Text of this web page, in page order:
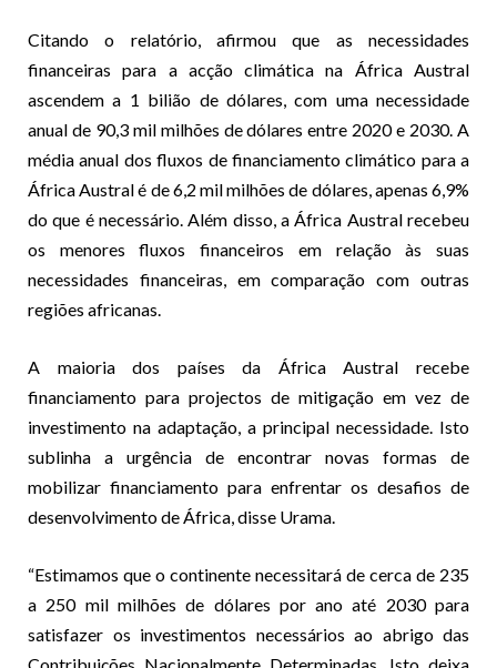
Citando o relatório, afirmou que as necessidades
financeiras para a acção climática na África Austral
ascendem a 1 bilião de dólares, com uma necessidade
anual de 90,3 mil milhões de dólares entre 2020 e 2030. A
média anual dos fluxos de financiamento climático para a
África Austral é de 6,2 mil milhões de dólares, apenas 6,9%
do que é necessário. Além disso, a África Austral recebeu
os menores fluxos financeiros em relação às suas
necessidades financeiras, em comparação com outras
regiões africanas.
A maioria dos países da África Austral recebe
financiamento para projectos de mitigação em vez de
investimento na adaptação, a principal necessidade. Isto
sublinha a urgência de encontrar novas formas de
mobilizar financiamento para enfrentar os desafios de
desenvolvimento de África, disse Urama.
“Estimamos que o continente necessitará de cerca de 235
a 250 mil milhões de dólares por ano até 2030 para
satisfazer os investimentos necessários ao abrigo das